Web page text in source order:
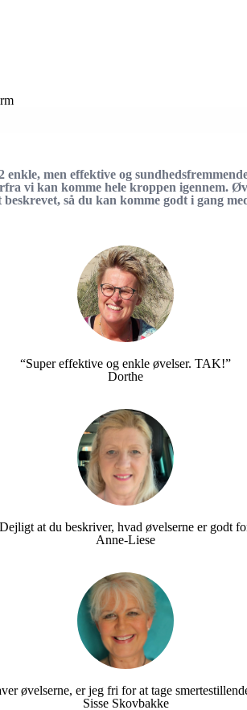
men effektive og
vi kan komme hele kroppen igennem.
så du kan komme godt i gang
“Super effektive og enkle øvelser. TAK!”
Dorthe
at du beskriver, hvad øvelserne er godt
Anne-Liese
øvelserne, er jeg fri for at tage
Sisse Skovbakke